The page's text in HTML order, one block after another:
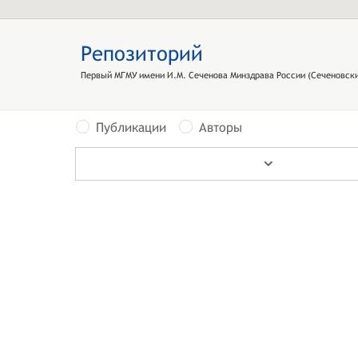
Репозиторий
Первый МГМУ имени И.М. Сеченова Минздрава России
Публикации Авторы